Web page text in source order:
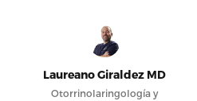
Laureano Giraldez MD
Otorrinolaringología y